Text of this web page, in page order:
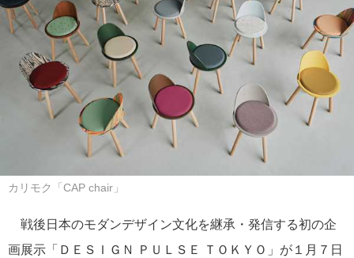
カリモク「CAP chair」
戦後日本のモダンデザイン文化を継承・発信する初の企
画展示「ＤＥＳＩＧＮ ＰＵＬＳＥ ＴＯＫＹＯ」が１月７日